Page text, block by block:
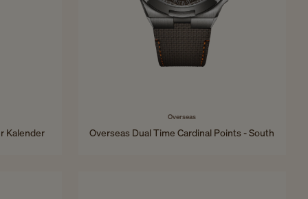
Kalender
Overseas
Overseas Dual Time Cardinal Points - South